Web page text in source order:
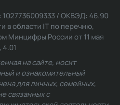
/ ОКВЭД: 46.90
в области IT по перечню,
Минцифры России от 11 мая
на сайте, носит
и ознакомительный
для личных, семейных,
связанных с